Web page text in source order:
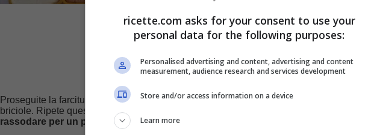
Proseguite la farcitura con ilgelato alla pannae chiudete il panettoncino nuovamente
briciole. Ripete questa operazione per tutti i panettoncini.
rassodare per un paio d’ore e servite su un piatto da portata decorato a vostro
ricette.com asks for your consent to use your
personal data for the following purposes:
Personalised advertising and content, advertising and content
measurement, audience research and services development
Store and/or access information on a device
Learn more